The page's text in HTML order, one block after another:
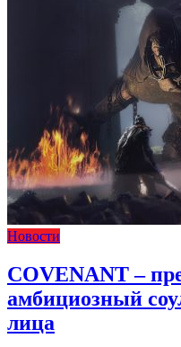
Новости
COVENANT –
амбициозный
лица